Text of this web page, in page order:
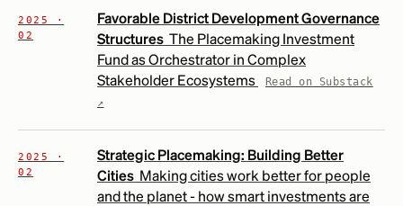
2025 ·
02
Favorable District Development Governance
Structures The Placemaking Investment
Fund as Orchestrator in Complex
Stakeholder Ecosystems
Read on Substack
↗
2025 ·
02
Strategic Placemaking: Building Better
Cities Making cities work better for people
and the planet - how smart investments are